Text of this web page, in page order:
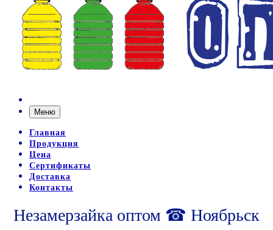
Меню
Главная
Продукция
Цена
Сертификаты
Доставка
Контакты
Незамерзайка оптом ☎ Ноябрьск